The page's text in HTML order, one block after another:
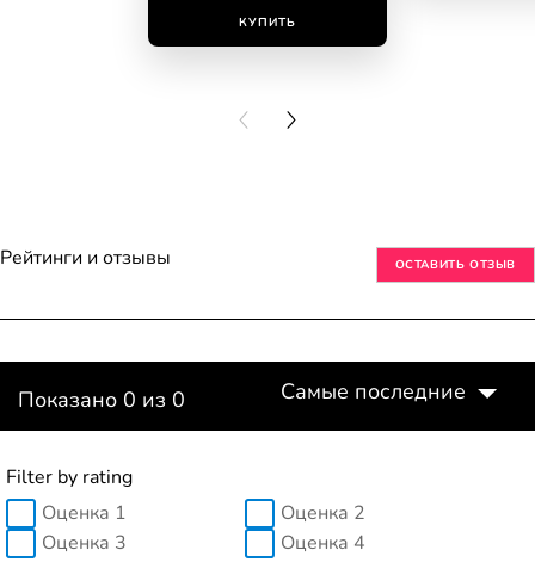
КУПИТЬ
PREVIOUS CARD
NEXT CARD
Рейтинги и отзывы ОСТАВИТЬ ОТЗЫВ
Показано 0 из 0 Самые последние
Filter by rating
Оценка 1
Оценка 2
Оценка 3
Оценка 4